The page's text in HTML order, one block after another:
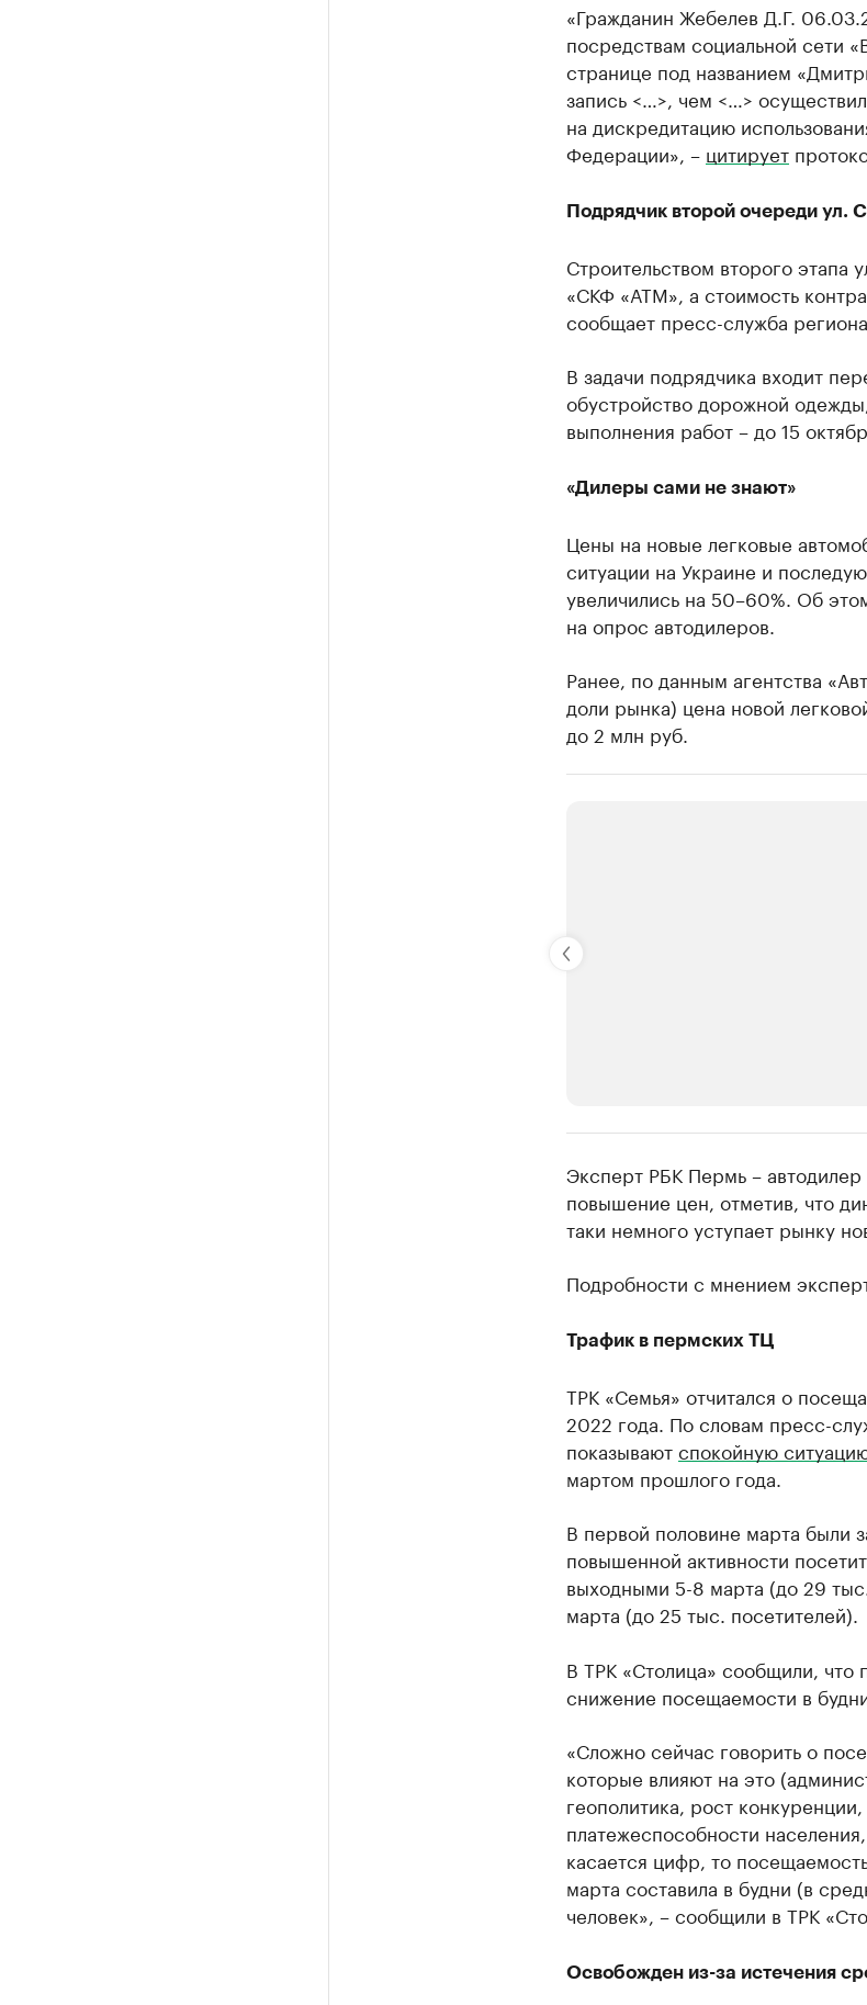
«Гражданин Жебелев Д.Г.
посредствам социальной сети
странице под названием
запись <…>, чем <…>
на дискредитацию
Федерации», – цитирует
Подрядчик второй очереди ул.
Строительством второго этапа
«СКФ «АТМ», а стоимость
сообщает пресс-служба
В задачи подрядчика входит
обустройство дорожной
выполнения работ – до 15
«Дилеры сами не знают»
Цены на новые легковые
ситуации на Украине и
увеличились на 50–60%. Об
на опрос автодилеров.
Ранее, по данным агентства
доли рынка) цена новой
до 2 млн руб.
Крупнейшие
Ознакомьтесь с информацией в каталоге
Эксперт РБК Пермь –
повышение цен, отметив, что
таки немного уступает рынку
Подробности с мнением
Трафик в пермских ТЦ
ТРК «Семья» отчитался о
2022 года. По словам пресс-
показываютспокойную
мартом прошлого года.
В первой половине марта были
повышенной активности
выходными 5-8 марта (до 29
марта (до 25 тыс. посетителей).
В ТРК «Столица» сообщили,
снижение посещаемости в
«Сложно сейчас говорить о
которые влияют на это
геополитика, рост
платежеспособности
касается цифр, то
марта составила в будни (в
человек», – сообщили в ТРК
Освобожден из-за истечения